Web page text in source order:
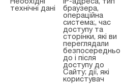
технічні дані браузера,
операційна
система;, час
доступу та
сторінки, які ви
переглядали
безпосередньо
до і після
доступу до
Сайту; дії, які
користувач